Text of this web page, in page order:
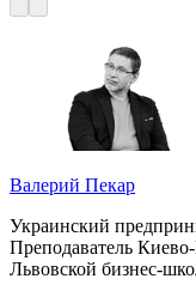
Валерий Пекар
Украинский
Преподаватель
Львовской бизнес-